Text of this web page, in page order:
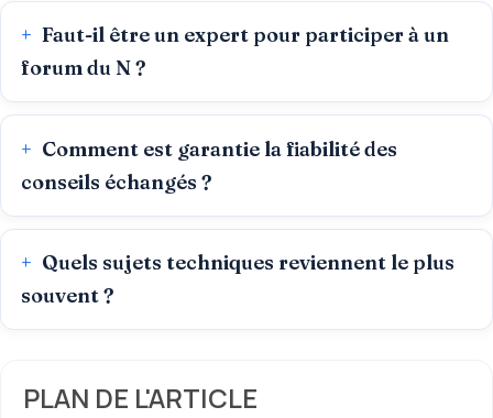
Faut-il être un expert pour participer à un
forum du N ?
Comment est garantie la fiabilité des
conseils échangés ?
Quels sujets techniques reviennent le plus
souvent ?
PLAN DE L'ARTICLE